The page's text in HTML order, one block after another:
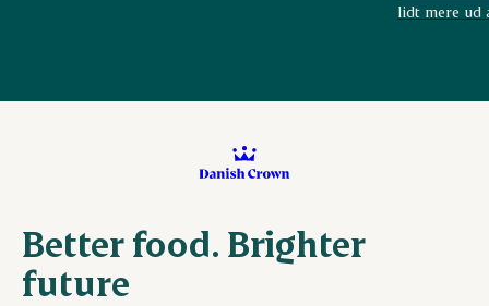
lidt mere ud
Better food. Brighter
future